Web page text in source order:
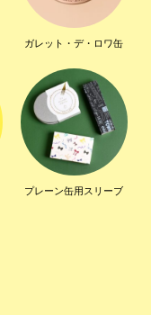
ガレット・デ・ロワ缶
プレーン缶用スリーブ